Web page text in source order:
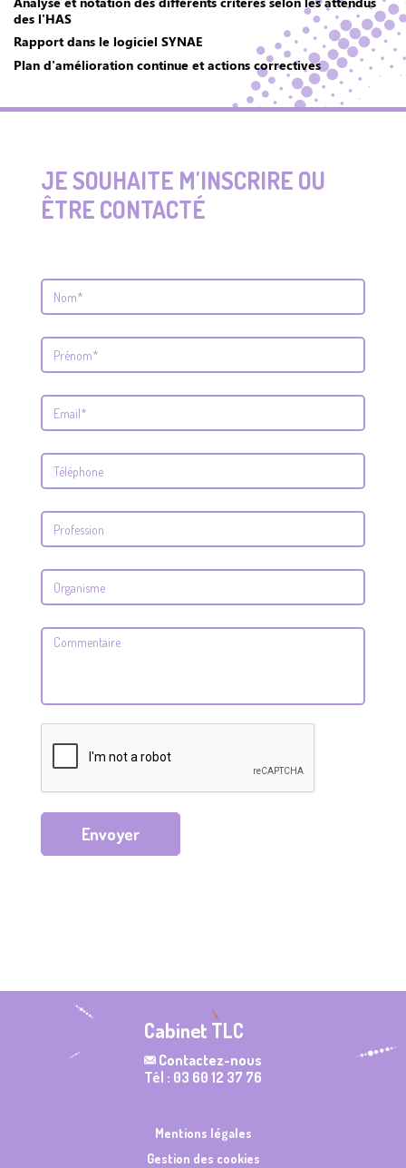
des l'HAS
Rapport dans le logiciel SYNAE
Plan d'amélioration continue et actions correctives
JE SOUHAITE M'INSCRIRE OU
ÊTRE CONTACTÉ
Envoyer
Cabinet TLC
Contactez-nous
Tél : 03 60 12 37 76
Mentions légales
Gestion des cookies